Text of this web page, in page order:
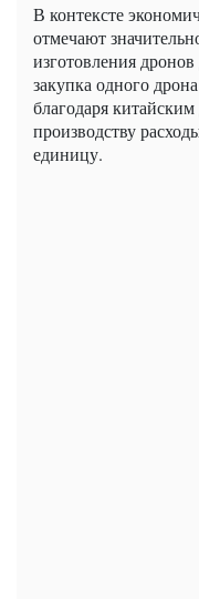
В контексте
отмечают
изготовления
закупка одного
благодаря
производству
единицу.